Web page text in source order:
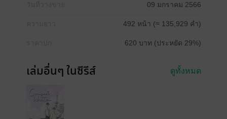
09 มกราคม 2566
492 หน้า (≈ 135,929 คำ)
620 บาท (ประหยัด 29%)
เล่มอื่นๆ ในซีรีส์ ดูทั้งหมด